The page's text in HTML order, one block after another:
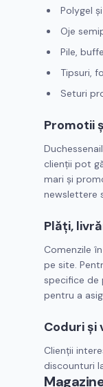
Polygel
Oje
Pile,
Tipsuri,
Seturi
Promotii
clienții pot
mari și
newslettere
Plăți,
Comenzile
pe site.
specifice de
pentru a
Coduri și
Clienții
discounturi